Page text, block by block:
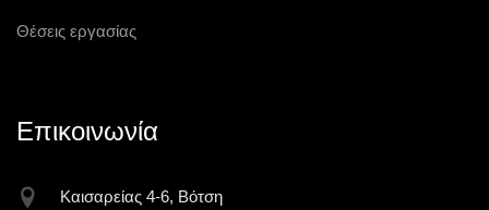
Θέσεις εργασίας
Επικοινωνία
Καισαρείας 4-6, Βότση